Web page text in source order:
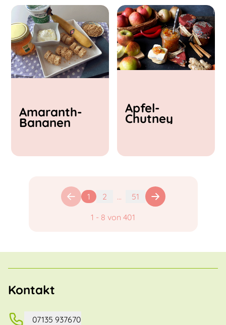
Amaranth-
Bananen
Apfel-
Chutney
1 2 ... 51
1 - 8 von 401
Kontakt
07135 937670